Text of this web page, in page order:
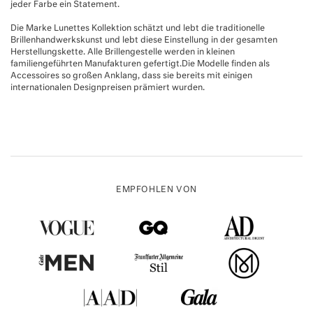
jeder Farbe ein Statement.
Die Marke Lunettes Kollektion schätzt und lebt die traditionelle
Brillenhandwerkskunst und lebt diese Einstellung in der gesamten
Herstellungskette. Alle Brillengestelle werden in kleinen
familiengeführten Manufakturen gefertigt.Die Modelle finden als
Accessoires so großen Anklang, dass sie bereits mit einigen
internationalen Designpreisen prämiert wurden.
EMPFOHLEN VON